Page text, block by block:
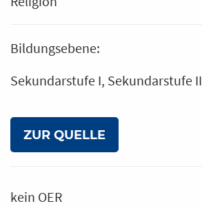
Bildungsebene:
Sekundarstufe I Sekundarstufe II
ZUR QUELLE
kein OER